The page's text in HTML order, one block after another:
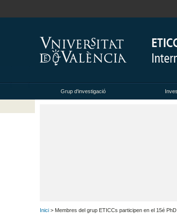
Grup d'investigació
Inici > Membres del grup ETICCs participen en el 15é